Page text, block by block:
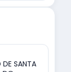
DE SANTA